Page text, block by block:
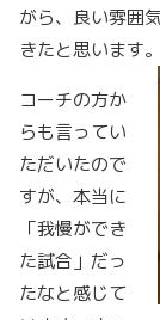
がら、良い雰囲
きたと思います。
コーチの方か
らも言ってい
ただいたので
すが、本当に
「我慢ができ
た試合」だっ
たなと感じて